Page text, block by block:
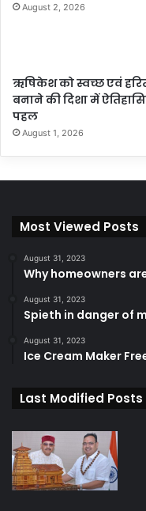
August 2, 2026
ऋषिकेश को स्वच्छ एवं
बनाने की दिशा में
पहल
August 1, 2026
Most Viewed Posts
August 31, 2023
Why homeowners
August 31, 2023
Spieth in danger of
August 31, 2023
Ice Cream Maker
Last Modified Posts